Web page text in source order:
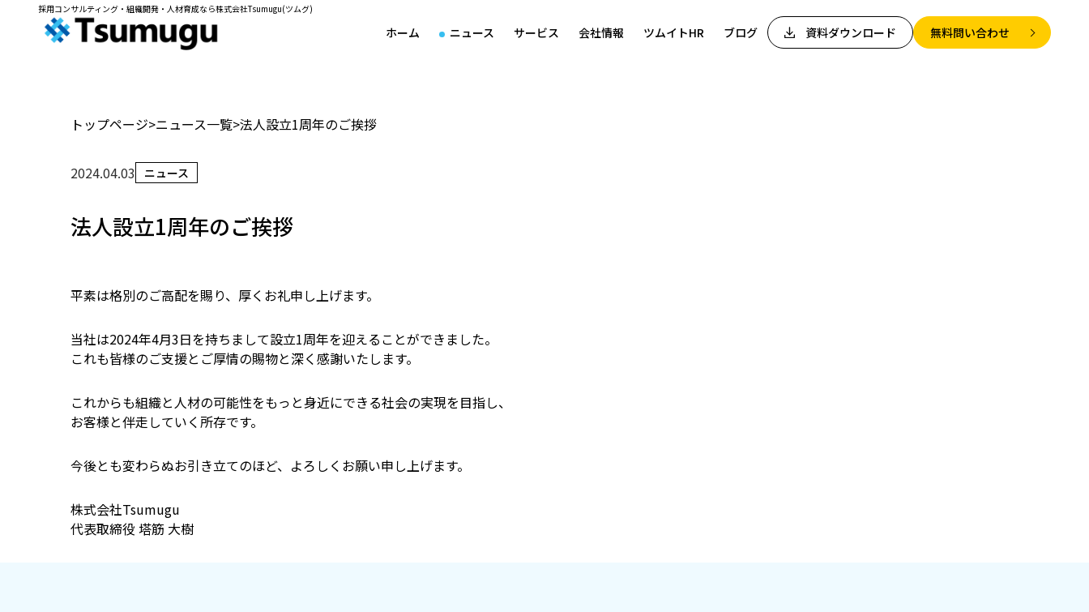
採用コンサルティング・組織開発・人材育成なら株式会社Tsumugu(ツムグ)
ホーム ニュース サービス 会社情報 ツムイトHR ブログ 資料ダウンロード 無料問い合わせ
トップページ ニュース一覧 法人設立1周年のご挨拶
2024.04.03 ニュース
法人設立1周年のご挨拶
平素は格別のご高配を賜り、厚くお礼申し上げます。
当社は2024年4月3日を持ちまして設立1周年を迎えることができました。
これも皆様のご支援とご厚情の賜物と深く感謝いたします。
これからも組織と人材の可能性をもっと身近にできる社会の実現を目指し、
お客様と伴走していく所存です。
今後とも変わらぬお引き立てのほど、よろしくお願い申し上げます。
株式会社Tsumugu
代表取締役 塔筋 大樹